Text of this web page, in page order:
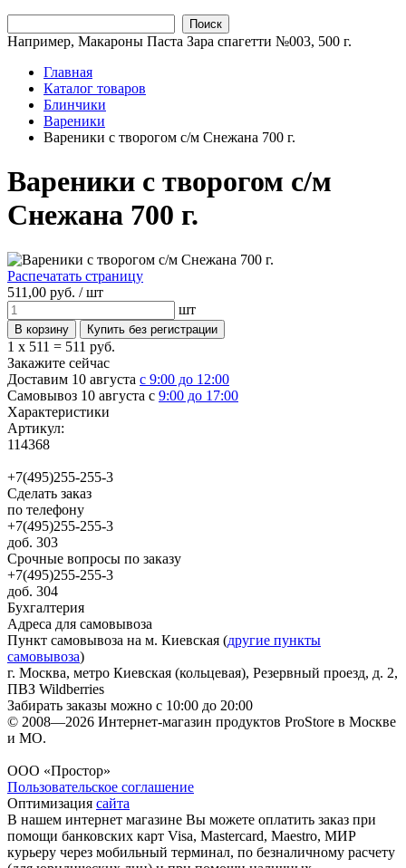
Поиск
Например, Макароны Паста Зара спагетти №003, 500 г.
Главная
Каталог товаров
Блинчики
Вареники
Вареники с творогом с/м Снежана 700 г.
Вареники с творогом с/м
Снежана 700 г.
Распечатать страницу
511,00 руб. /шт
шт
1 x 511 = 511 руб.
Закажите сейчас
Доставим 10 августа с 9:00 до 12:00
Самовывоз 10 августа с 9:00 до 17:00
Характеристики
Артикул:
114368
+7(495)255-255-3
Сделать заказ
по телефону
+7(495)255-255-3
доб. 303
Срочные вопросы по заказу
+7(495)255-255-3
доб. 304
Бухгалтерия
Адреса для самовывоза
Пункт самовывоза на м. Киевская (другие пункты
самовывоза)
г. Москва, метро Киевская (кольцевая), Резервный проезд, д. 2,
ПВЗ Wildberries
Забирать заказы можно с 10:00 до 20:00
© 2008—2026 Интернет-магазин продуктов ProStore в Москве
и МО.
ООО «Простор»
Пользовательское соглашение
Оптимизация сайта
В нашем интернет магазине Вы можете оплатить заказ при
помощи банковских карт Visa, Mastercard, Maestro, МИР
курьеру через мобильный терминал, по безналичному расчету